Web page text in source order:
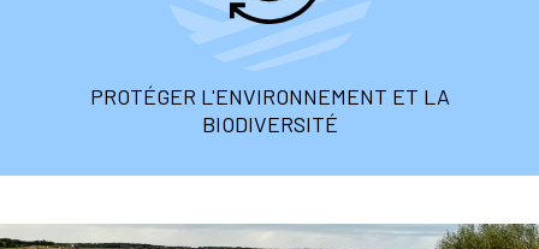
PROTÉGER L'ENVIRONNEMENT ET LA
BIODIVERSITÉ